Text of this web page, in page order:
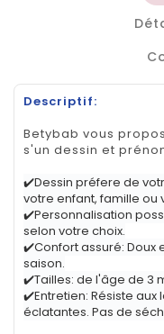
Descriptif:
Betybab vous
s'un dessin et
✔️Dessin préfere de
votre enfant, famille ou
✔️Personnalisation
selon votre choix.
✔️Confort assuré: Doux
saison.
✔️Tailles: de l'âge de 3
✔️Entretien: Résiste
éclatantes. Pas de